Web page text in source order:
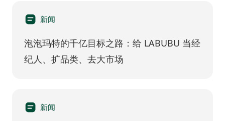
新闻
泡泡玛特的千亿目标之路：给 LABUBU 当经
纪人、扩品类、去大市场
新闻